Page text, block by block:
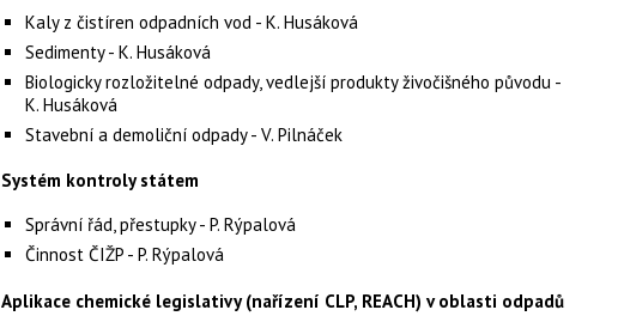
Kaly z čistíren odpadních vod - K. Husáková
Sedimenty - K. Husáková
Biologicky rozložitelné odpady, vedlejší produkty živočišného původu -
K. Husáková
Stavební a demoliční odpady - V. Pilnáček
Systém kontroly státem
Správní řád, přestupky - P. Rýpalová
Činnost ČIŽP - P. Rýpalová
Aplikace chemické legislativy (nařízení CLP, REACH) v oblasti odpadů